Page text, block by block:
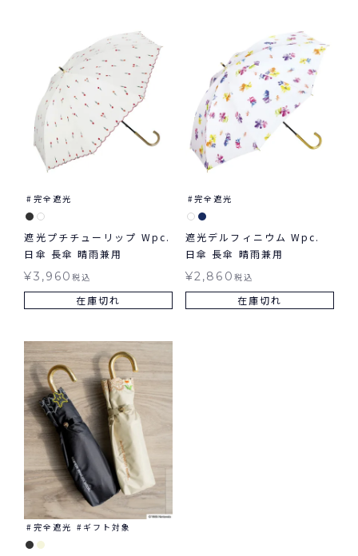
完全遮光
遮光プチチューリップ Wpc.
日傘 長傘 晴雨兼用
¥3,960税込
在庫切れ
完全遮光
遮光デルフィニウム Wpc.
日傘 長傘 晴雨兼用
¥2,860 税込
在庫切れ
完全遮光 ギフト対象